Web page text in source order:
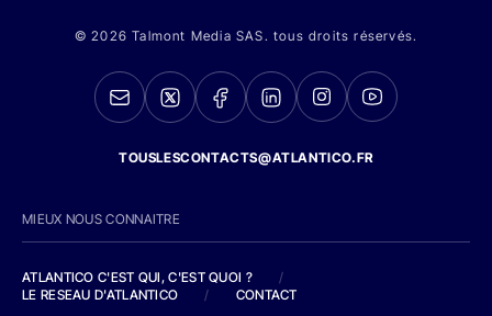
© 2026 Talmont Media SAS. tous droits réservés.
TOUSLESCONTACTS@ATLANTICO.FR
MIEUX NOUS CONNAITRE
ATLANTICO C'EST QUI, C'EST QUOI ?
/
LE RESEAU D'ATLANTICO
/ CONTACT